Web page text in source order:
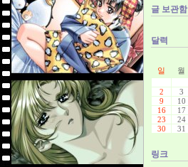
글 보관함
달력
일
월
2
3
9
10
16
17
23
24
30
31
링크